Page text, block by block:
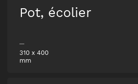
Pot, écolier
310 x 400
mm